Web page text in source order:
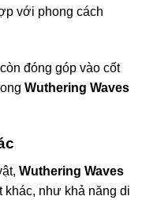
với phong cách
đóng góp vào cốt
Wuthering Waves
Wuthering Waves
như khả năng di